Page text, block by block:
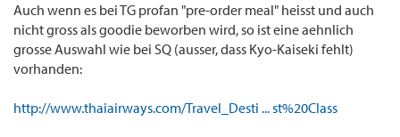
Auch wenn es bei TG profan "pre-order meal" heisst und auch
nicht gross als goodie beworben wird, so ist eine aehnlich
grosse Auswahl wie bei SQ (ausser, dass Kyo-Kaiseki fehlt)
vorhanden:
http://www.thaiairways.com/Travel_Desti ... st%20Class